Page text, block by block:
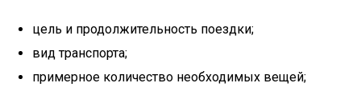
цель и продолжительность поездки;
вид транспорта;
примерное количество необходимых вещей;